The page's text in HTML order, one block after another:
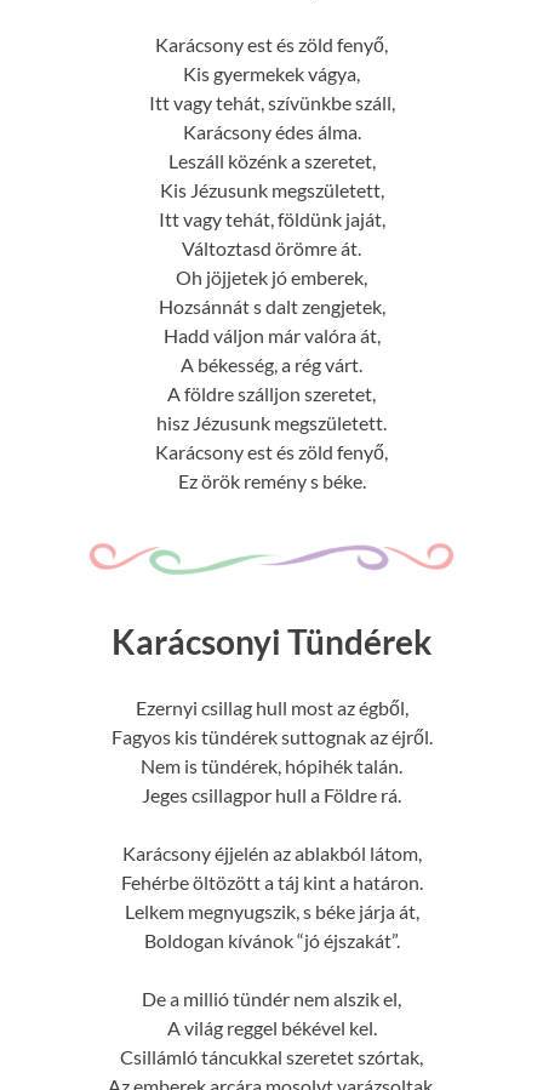
Karácsony est és zöld fenyő,
Kis gyermekek vágya,
Itt vagy tehát, szívünkbe száll,
Karácsony édes álma.
Leszáll közénk a szeretet,
Kis Jézusunk megszületett,
Itt vagy tehát, földünk jaját,
Változtasd örömre át.
Oh jöjjetek jó emberek,
Hozsánnát s dalt zengjetek,
Hadd váljon már valóra át,
A békesség, a rég várt.
A földre szálljon szeretet,
hisz Jézusunk megszületett.
Karácsony est és zöld fenyő,
Ez örök remény s béke.
Karácsonyi Tündérek
Ezernyi csillag hull most az égből,
Fagyos kis tündérek suttognak az éjről.
Nem is tündérek, hópihék talán.
Jeges csillagpor hull a Földre rá.
Karácsony éjjelén az ablakból látom,
Fehérbe öltözött a táj kint a határon.
Lelkem megnyugszik, s béke járja át,
Boldogan kívánok “jó éjszakát”.
De a millió tündér nem alszik el,
A világ reggel békével kel.
Csillámló táncukkal szeretet szórtak,